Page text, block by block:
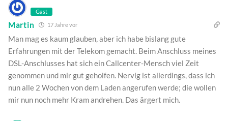
Gast
Martin 17 Jahre vor
Man mag es kaum glauben, aber ich habe bislang gute
Erfahrungen mit der Telekom gemacht. Beim Anschluss meines
DSL-Anschlusses hat sich ein Callcenter-Mensch viel Zeit
genommen und mir gut geholfen. Nervig ist allerdings, dass ich
nun alle 2 Wochen von dem Laden angerufen werde; die wollen
mir nun noch mehr Kram andrehen. Das ärgert mich.